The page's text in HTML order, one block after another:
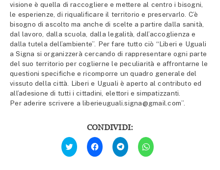
visione è quella di raccogliere e mettere al centro i bisogni,
le esperienze, di riqualificare il territorio e preservarlo. C’è
bisogno di ascolto ma anche di scelte a partire dalla sanità,
dal lavoro, dalla scuola, dalla legalità, dall’accoglienza e
dalla tutela dell’ambiente”. Per fare tutto ciò “Liberi e Uguali
a Signa si organizzerà cercando di rappresentare ogni parte
del suo territorio per coglierne le peculiarità e affrontarne le
questioni specifiche e ricomporre un quadro generale del
vissuto della città. Liberi e Uguali è aperto al contributo ed
all’adesione di tutti i cittadini, elettori e simpatizzanti.
Per aderire scrivere a liberieuguali.signa@gmail.com”.
CONDIVIDI:
Fai
clic
qui
Fai
clic
per
condividere
Fai
clic
per
condividere
Fai
clic
per